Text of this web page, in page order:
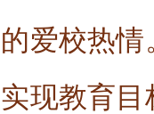
爱校热
现教育